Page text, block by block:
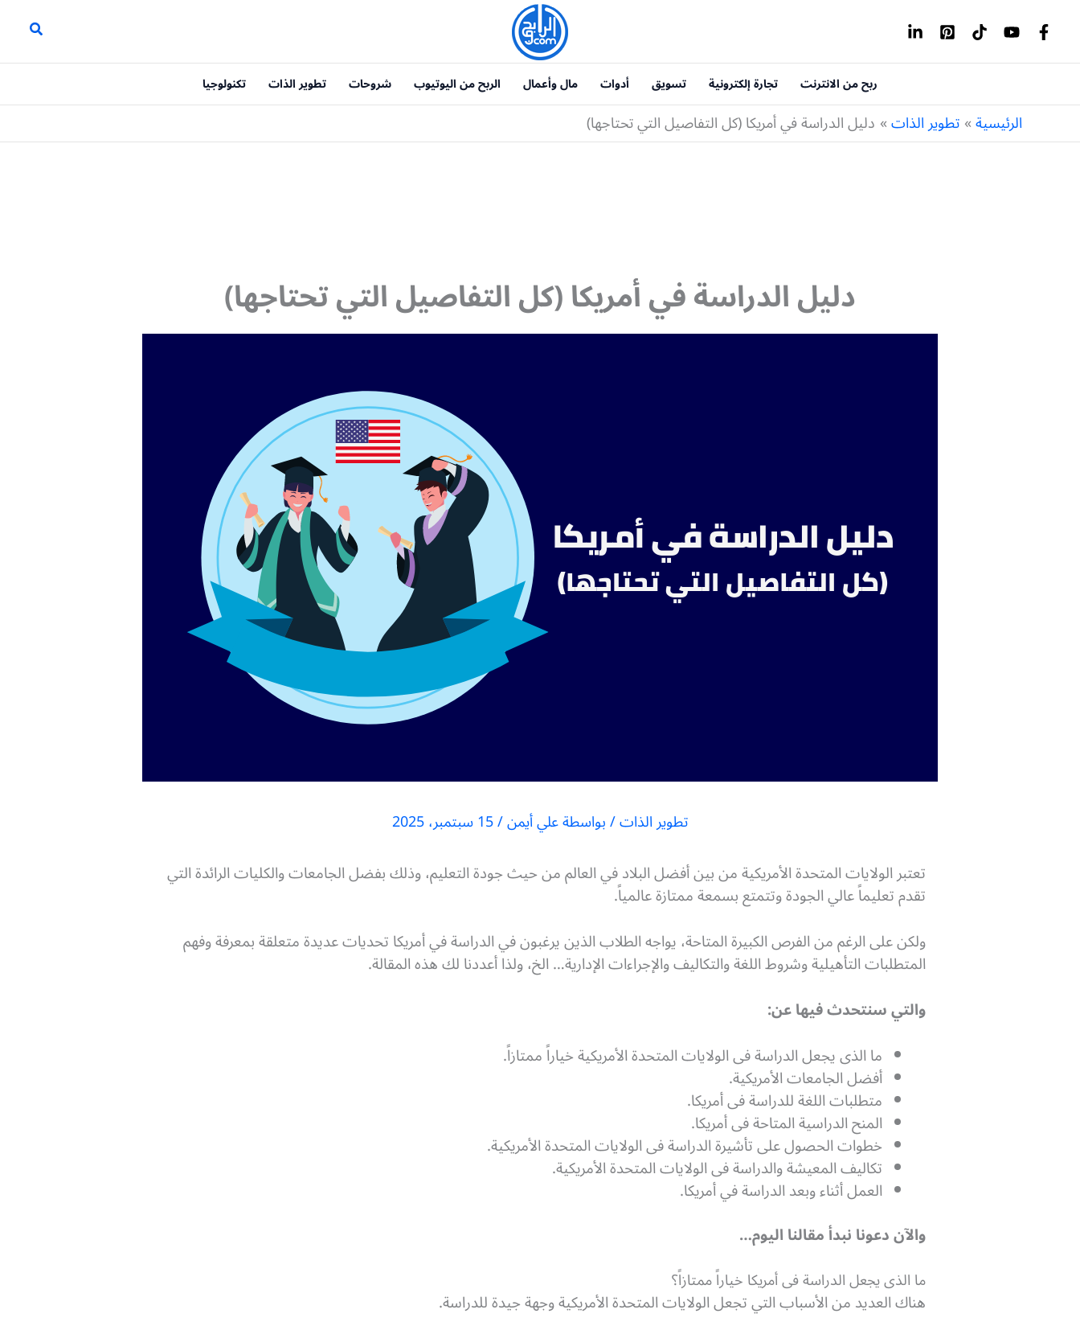
المحتوى
ربح من الانترنت تجارة إلكترونية تسويق أدوات مال وأعمال الربح من اليوتيوب شروحات تطوير الذات تكنولوجيا
الرئيسية تطوير الذات دليل الدراسة في أمريكا (كل التفاصيل التي تحتاجها)
دليل الدراسة في أمريكا (كل التفاصيل التي تحتاجها)
تطوير الذات/ بواسطةعلي أيمن/15 سبتمبر، 2025
تعتبر الولايات المتحدة الأمريكية من بين أفضل البلاد في العالم من حيث جودة التعليم، وذلك بفضل الجامعات والكليات الرائدة التي
تقدم تعليماً عالي الجودة وتتمتع بسمعة ممتازة عالمياً.
ولكن على الرغم من الفرص الكبيرة المتاحة، يواجه الطلاب الذين يرغبون في الدراسة في أمريكا تحديات عديدة متعلقة بمعرفة وفهم
المتطلبات التأهيلية وشروط اللغة والتكاليف والإجراءات الإدارية… الخ، ولذا أعددنا لك هذه المقالة.
والتي سنتحدث فيها عن:
ما الذى يجعل الدراسة فى الولايات المتحدة الأمريكية خياراً ممتازاً.
أفضل الجامعات الأمريكية.
متطلبات اللغة للدراسة فى أمريكا.
المنح الدراسية المتاحة فى أمريكا.
خطوات الحصول على تأشيرة الدراسة فى الولايات المتحدة الأمريكية.
تكاليف المعيشة والدراسة فى الولايات المتحدة الأمريكية.
العمل أثناء وبعد الدراسة في أمريكا.
والآن دعونا نبدأ مقالنا اليوم…
ما الذى يجعل الدراسة فى أمريكا خياراً ممتازاً؟
هناك العديد من الأسباب التي تجعل الولايات المتحدة الأمريكية وجهة جيدة للدراسة.